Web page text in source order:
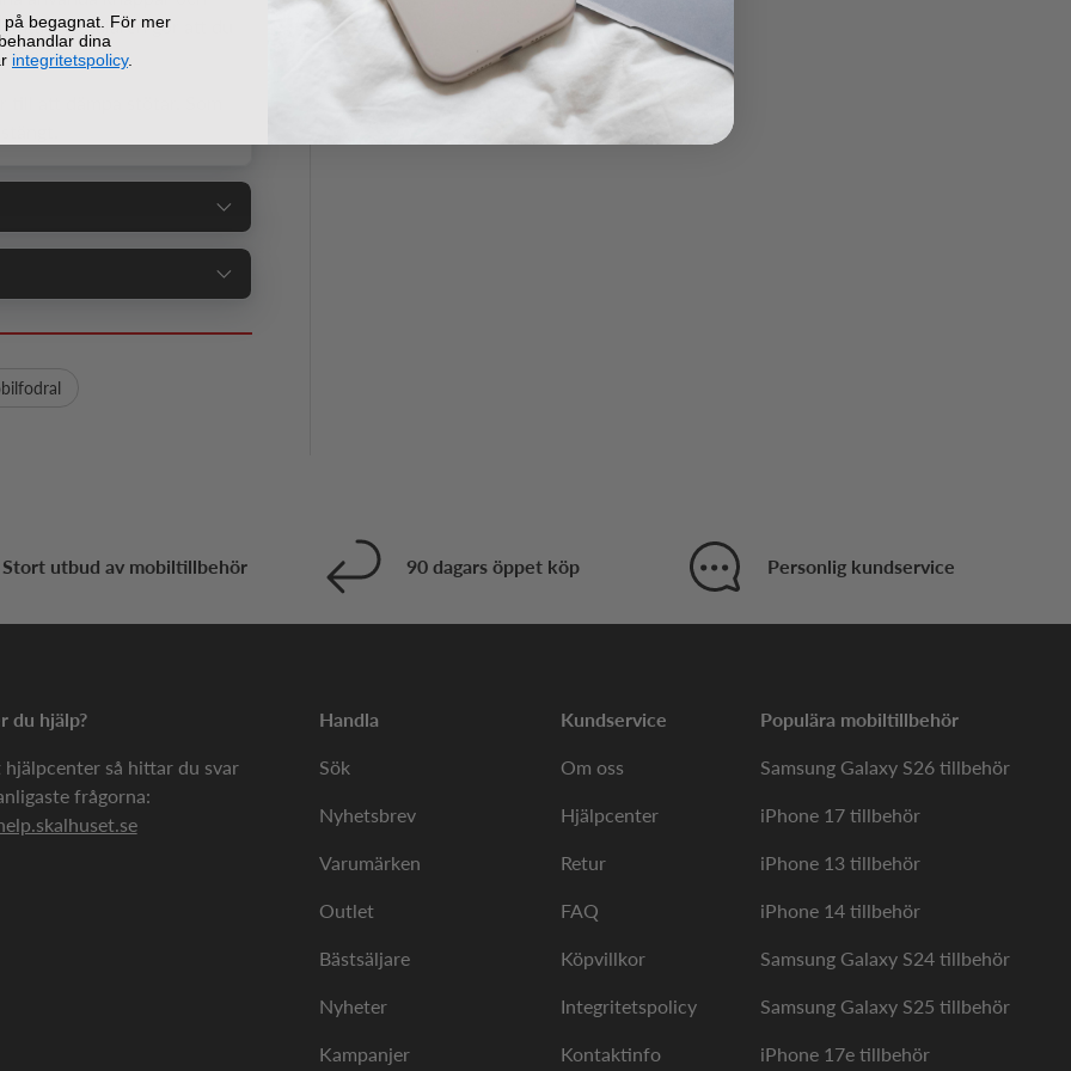
gör att du
att dämpa stötar. Som
Stort utbud av mobiltillbehör 90 dagars öppet köp Personlig kundservice
du hjälp?
hjälpcenter så hittar du svar
frågorna:
Handla
Sök
Nyhetsbrev
Varumärken
Outlet
Bästsäljare
Nyheter
Kampanjer
Kundservice
Om oss
Hjälpcenter
Retur
FAQ
Köpvillkor
Integritetspolicy
Kontaktinfo
Populära mobiltillbehör
Samsung Galaxy S26 tillbehör
iPhone 17 tillbehör
iPhone 13 tillbehör
iPhone 14 tillbehör
Samsung Galaxy S24 tillbehör
Samsung Galaxy S25 tillbehör
iPhone 17e tillbehör
begagnat. För mer
dina
integritetspolicy.